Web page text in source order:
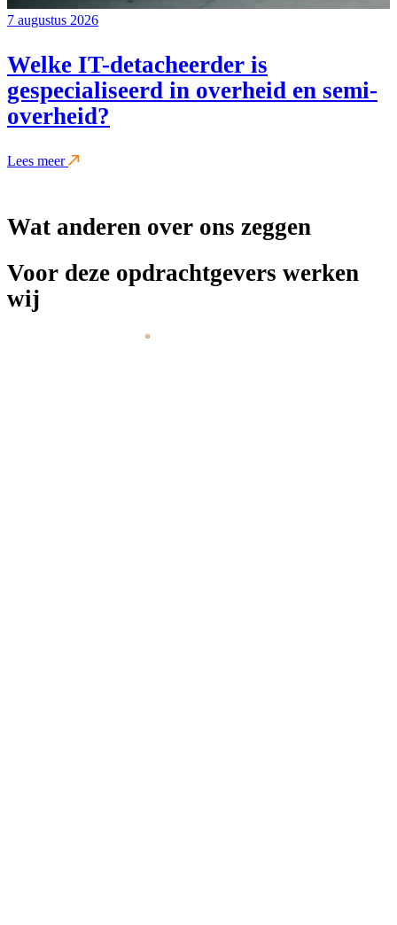
7 augustus 2026
Welke IT-detacheerder is
gespecialiseerd in overheid en semi-
overheid?
Lees meer
Wat anderen over ons zeggen
Voor deze opdrachtgevers werken
wij